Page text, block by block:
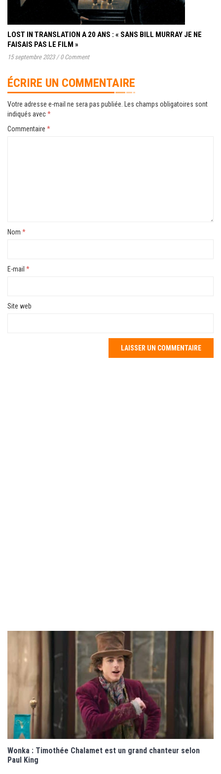
LOST IN TRANSLATION A 20 ANS : « SANS BILL MURRAY JE NE
FAISAIS PAS LE FILM »
15 septembre 2023 / 0 Comment
ÉCRIRE UN COMMENTAIRE
Votre adresse e-mail ne sera pas publiée. Les champs obligatoires sont
indiqués avec*
Commentaire *
Nom *
E-mail *
Site web
Wonka : Timothée Chalamet est un grand chanteur selon
Paul King